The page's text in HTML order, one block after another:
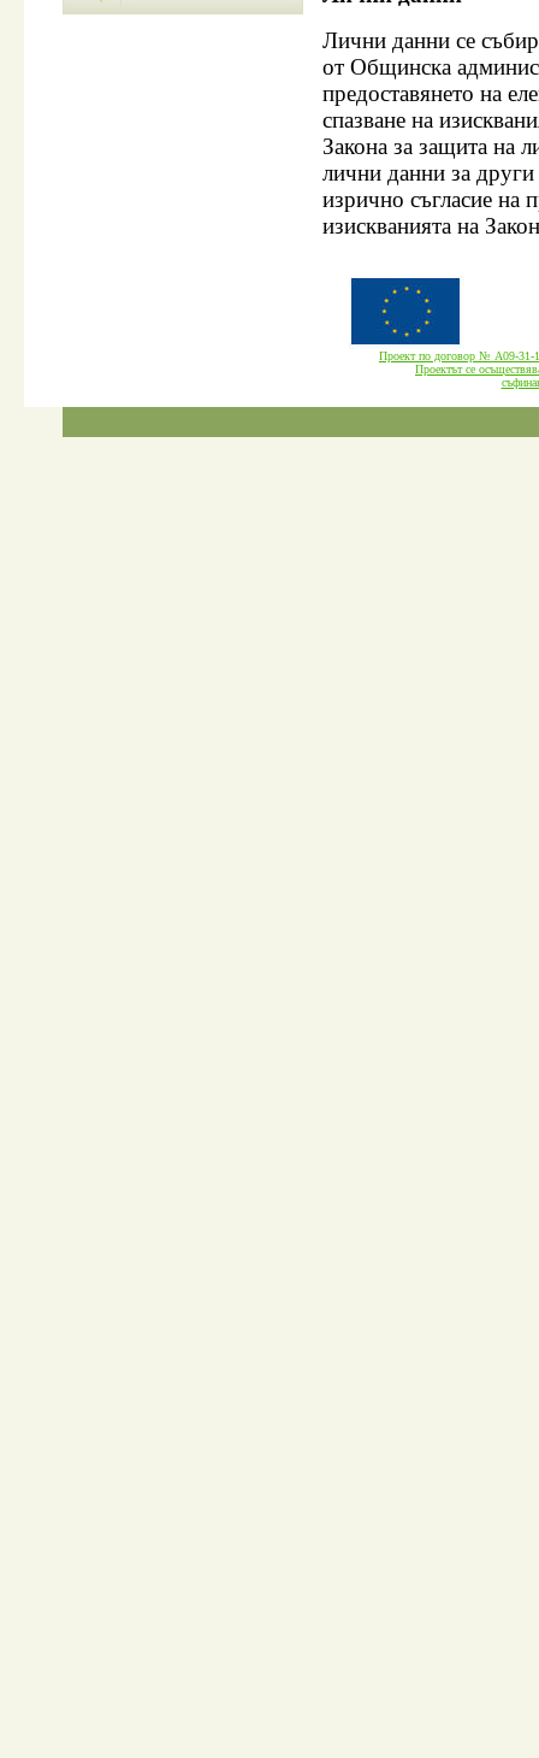
Лични данни се
от Общинска
предоставянето на
спазване на
Закона за защита на
лични данни за
изрично съгласие на
изискванията на
Проект по договор № А09-
Проектът се